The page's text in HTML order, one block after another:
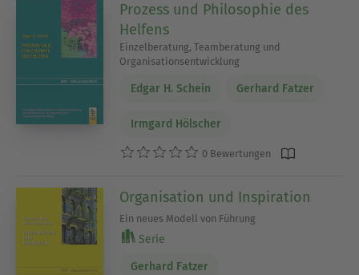
Prozess und Philosophie des
Helfens
Einzelberatung, Teamberatung und
Organisationsentwicklung
Edgar H. Schein Gerhard Fatzer
Irmgard Hölscher
0 Bewertungen
Organisation und Inspiration
Ein neues Modell von Führung
Serie
Gerhard Fatzer